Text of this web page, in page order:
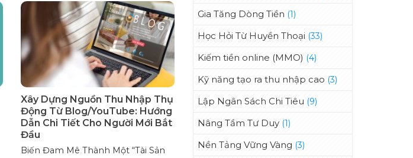
Xây Dựng Nguồn Thu Nhập Thụ
Động Từ Blog/YouTube: Hướng
Dẫn Chi Tiết Cho Người Mới Bắt
Đầu
Biến Đam Mê Thành Một “Tài Sản
Gia Tăng Dòng Tiền (1)
Học Hỏi Từ Huyền Thoại (33)
Kiếm tiền online (MMO) (4)
Kỹ năng tạo ra thu nhập cao (3)
Lập Ngân Sách Chi Tiêu (9)
Nâng Tầm Tư Duy (1)
Nền Tảng Vững Vàng (3)